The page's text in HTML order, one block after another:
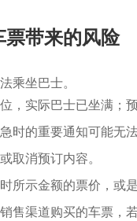
带来的风险
乘坐巴士。
位，实际巴士已坐满；
时的重要通知可能无法
取消预订内容。
所示金额的票价，或
售渠道购买的车票，